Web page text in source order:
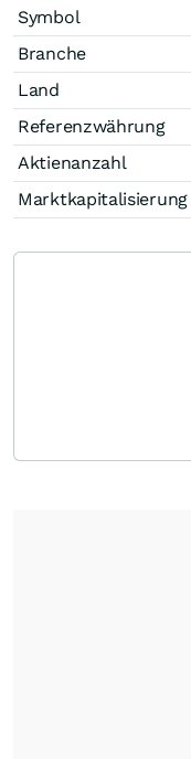
Symbol
Branche
Land
Referenzwährung
Aktienanzahl
Marktkapitalisierung